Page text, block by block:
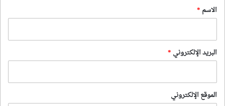
*
الاسم *
البريد الإلكتروني *
الموقع الإلكتروني